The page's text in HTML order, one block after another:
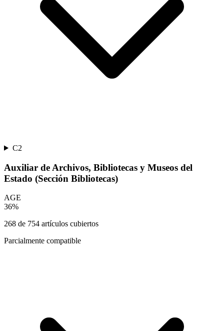
C2
Auxiliar de Archivos, Bibliotecas y Museos del
Estado (Sección Bibliotecas)
AGE
36%
268 de 754 artículos cubiertos
Parcialmente compatible